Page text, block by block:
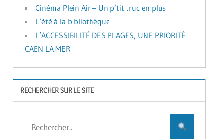
Cinéma Plein Air – Un p’tit truc en plus
L’été à la bibliothèque
L’ACCESSIBILITÉ DES PLAGES, UNE PRIORITÉ
CAEN LA MER
RECHERCHER SUR LE SITE